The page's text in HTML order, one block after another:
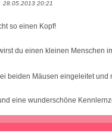
28.05.2013 20:21
so einen Kopf!
du einen kleinen Menschen
beiden Mäusen eingeleitet
eine wunderschöne